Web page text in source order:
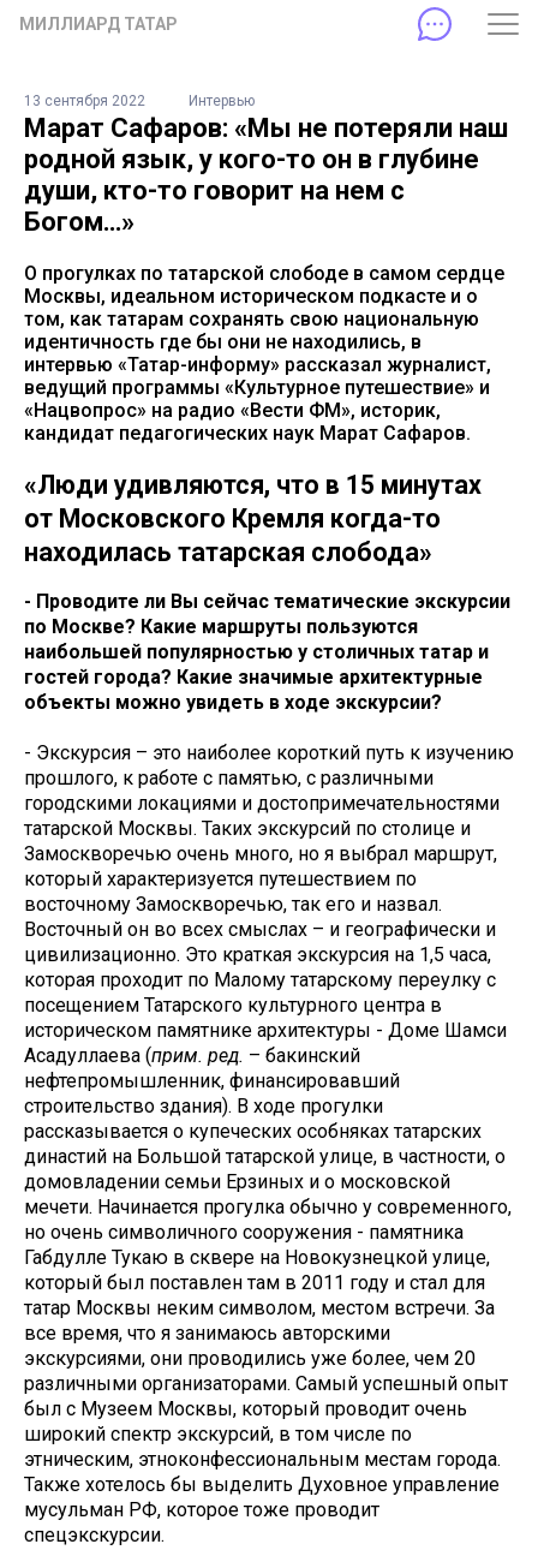
МИЛЛИАРД ТАТАР
13 сентября 2022 Интервью
Марат Сафаров: «Мы не потеряли наш
родной язык, у кого-то он в глубине
души, кто-то говорит на нем с
Богом…»
О прогулках по татарской слободе в самом сердце
Москвы, идеальном историческом подкасте и о
том, как татарам сохранять свою национальную
идентичность где бы они не находились, в
интервью «Татар-информу» рассказал журналист,
ведущий программы «Культурное путешествие» и
«Нацвопрос» на радио «Вести ФМ», историк,
кандидат педагогических наук Марат Сафаров.
«Люди удивляются, что в 15 минутах
от Московского Кремля когда-то
находилась татарская слобода»
- Проводите ли Вы сейчас тематические экскурсии
по Москве? Какие маршруты пользуются
наибольшей популярностью у столичных татар и
гостей города? Какие значимые архитектурные
объекты можно увидеть в ходе экскурсии?
- Экскурсия – это наиболее короткий путь к изучению
прошлого, к работе с памятью, с различными
городскими локациями и достопримечательностями
татарской Москвы. Таких экскурсий по столице и
Замоскворечью очень много, но я выбрал маршрут,
который характеризуется путешествием по
восточному Замоскворечью, так его и назвал.
Восточный он во всех смыслах – и географически и
цивилизационно. Это краткая экскурсия на 1,5 часа,
которая проходит по Малому татарскому переулку с
посещением Татарского культурного центра в
историческом памятнике архитектуры - Доме Шамси
Асадуллаева (прим. ред. – бакинский
нефтепромышленник, финансировавший
строительство здания). В ходе прогулки
рассказывается о купеческих особняках татарских
династий на Большой татарской улице, в частности, о
домовладении семьи Ерзиных и о московской
мечети. Начинается прогулка обычно у современного,
но очень символичного сооружения - памятника
Габдулле Тукаю в сквере на Новокузнецкой улице,
который был поставлен там в 2011 году и стал для
татар Москвы неким символом, местом встречи. За
все время, что я занимаюсь авторскими
экскурсиями, они проводились уже более, чем 20
различными организаторами. Самый успешный опыт
был с Музеем Москвы, который проводит очень
широкий спектр экскурсий, в том числе по
этническим, этноконфессиональным местам города.
Также хотелось бы выделить Духовное управление
мусульман РФ, которое тоже проводит
спецэкскурсии.